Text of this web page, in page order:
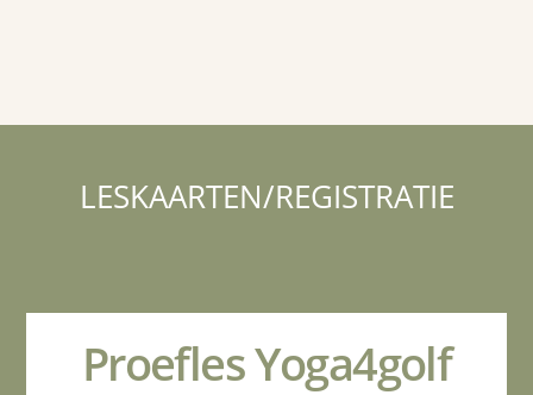
LESKAARTEN/REGISTRATIE
Proefles Yoga4golf